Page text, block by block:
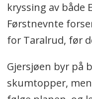
kryssing av både
Førstnevnte
for Taralrud, før
Gjersjøen byr på
skumtopper,